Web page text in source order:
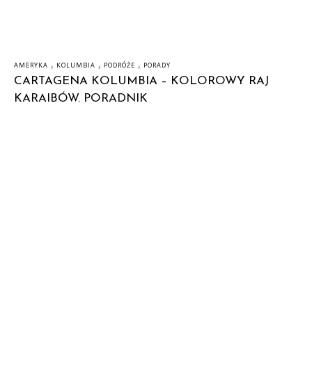
AMERYKA , KOLUMBIA , PODRÓŻE , PORADY
CARTAGENA KOLUMBIA – KOLOROWY RAJ
KARAIBÓW. PORADNIK